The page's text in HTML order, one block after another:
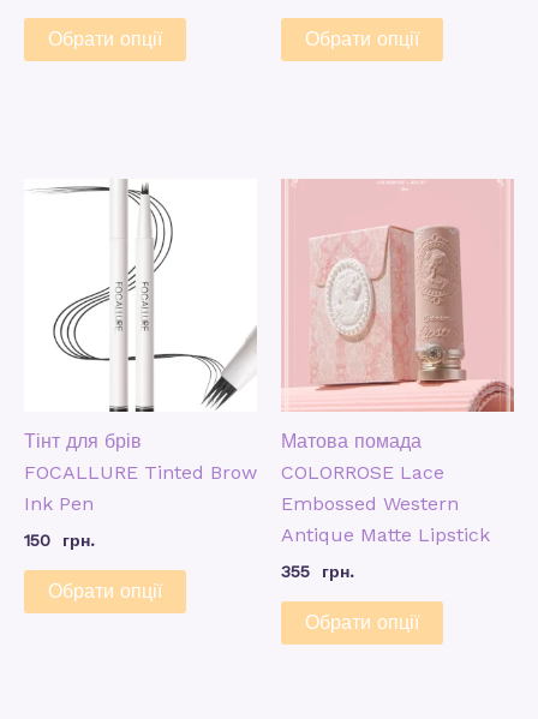
Обрати опції Обрати опції
Тінт для брів
FOCALLURE Tinted Brow
Ink Pen
150 грн.
Обрати опції
Матова помада
COLORROSE Lace
Embossed Western
Antique Matte Lipstick
355 грн.
Обрати опції